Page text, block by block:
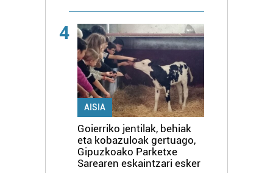
4
AISIA
Goierriko jentilak, behiak
eta kobazuloak gertuago,
Gipuzkoako Parketxe
Sarearen eskaintzari esker